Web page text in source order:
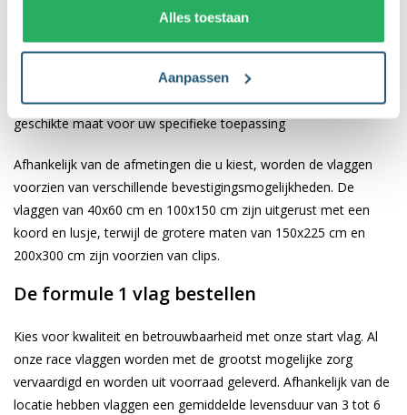
Alles toestaan
Aanpassen
De afwerking van onze vlaggen is van hoge kwaliteit. Ze zijn
bijdraagt aan hun duurzaamheid en stevigheid. Wij bieden de
start vlag aan in verschillende afmetingen: 40x60 cm, 100x150
cm, 150x225 cm en 200x300 cm. Hierdoor is er altijd een
geschikte maat voor uw specifieke toepassing
Afhankelijk van de afmetingen die u kiest, worden de vlaggen
voorzien van verschillende bevestigingsmogelijkheden. De
vlaggen van 40x60 cm en 100x150 cm zijn uitgerust met een
koord en lusje, terwijl de grotere maten van 150x225 cm en
200x300 cm zijn voorzien van clips.
De formule 1 vlag bestellen
Kies voor kwaliteit en betrouwbaarheid met onze start vlag. Al
onze race vlaggen worden met de grootst mogelijke zorg
vervaardigd en worden uit voorraad geleverd. Afhankelijk van de
locatie hebben vlaggen een gemiddelde levensduur van 3 tot 6